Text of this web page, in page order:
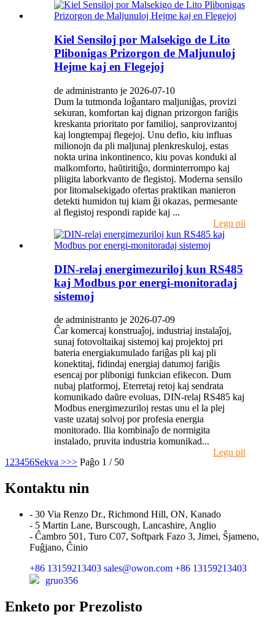
Kiel Sensiloj por Malsekigo de Lito
Plibonigas Prizorgon de Maljunuloj
Hejme kaj en Flegejoj
de administranto je 2026-07-10
Dum la tutmonda loĝantaro maljuniĝas, provizi
sekuran, komfortan kaj dignan prizorgon fariĝis
kreskanta prioritato por familioj, sanprovizantoj
kaj longtempaj flegejoj. Unu defio, kiu influas
milionojn da pli maljunaj plenkreskuloj, estas
nokta urina inkontinenco, kiu povas konduki al
malkomforto, haŭtiritiĝo, dorminterrompo kaj
pliigita laborkvanto de flegistoj. Moderna sensilo
por litomalsekigado ofertas praktikan manieron
detekti humidon tuj kiam ĝi okazas, permesante
al flegistoj respondi rapide kaj ...
Legu pli
DIN-relaj energimezuriloj kun RS485
kaj Modbus por energi-monitoradaj
sistemoj
de administranto je 2026-07-09
Ĉar komercaj konstruaĵoj, industriaj instalaĵoj,
sunaj fotovoltaikaj sistemoj kaj projektoj pri
bateria energiakumulado fariĝas pli kaj pli
konektitaj, fidindaj energiaj datumoj fariĝis
esencaj por plibonigi funkcian efikecon. Dum
nubaj platformoj, Eterretaj retoj kaj sendrata
komunikado daŭre evoluas, DIN-relaj RS485 kaj
Modbus energimezuriloj restas unu el la plej
vaste uzataj solvoj por profesia energia
monitorado. Ilia kombinaĵo de normigita
instalado, pruvita industria komunikad...
Legu pli
1 23456Sekva >>> Paĝo 1 / 50
Kontaktu nin
- 30 Via Renzo Dr., Richmond Hill, ON, Kanado
- 5 Martin Lane, Burscough, Lancashire, Anglio
- Ĉambro 501, Turo C07, Softpark Fazo 3, Jimei, Ŝjameno,
Fuĝjano, Ĉinio
+86 13159213403 sales@owon.com +86 13159213403
gruo356
Enketo por Prezolisto